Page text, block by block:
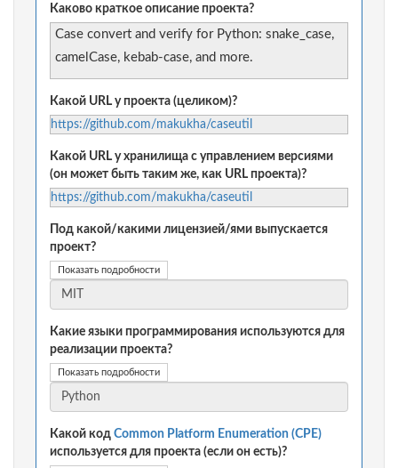
Каково краткое описание проекта?
Case convert and verify for Python: snake_case,
camelCase, kebab-case, and more.
Какой URL у проекта (целиком)?
https://github.com/makukha/caseutil
Какой URL у хранилища с управлением версиями
(он может быть таким же, как URL проекта)?
https://github.com/makukha/caseutil
Под какой/какими лицензией/ями выпускается
проект?
Показать подробности
Какие языки программирования используются для
реализации проекта?
Показать подробности
Какой код Common Platform Enumeration (CPE)
используется для проекта (если он есть)?